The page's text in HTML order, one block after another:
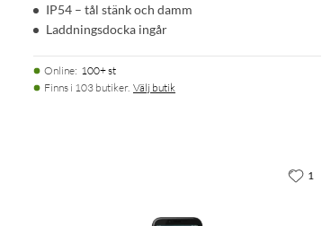
IP54 – tål stänk och damm
Laddningsdocka ingår
Online: 100+ st
Finns i 103 butiker. Välj butik
1